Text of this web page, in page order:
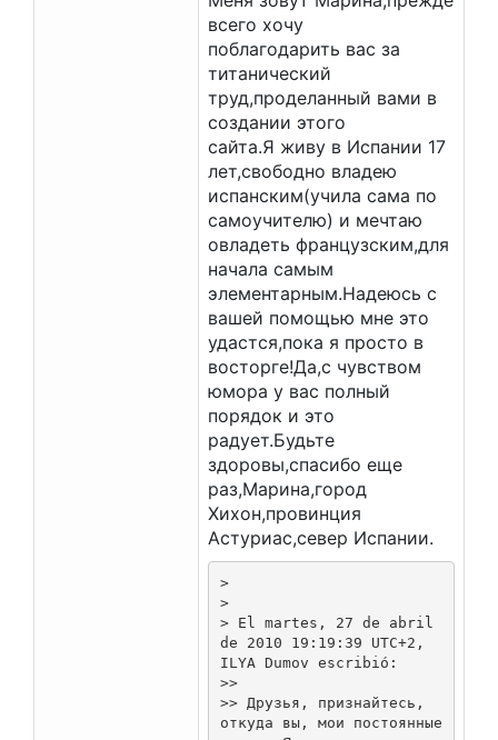
всего хочу
поблагодарить вас за
титанический
труд,проделанный вами в
создании этого
сайта.Я живу в Испании 17
лет,свободно владею
испанским(учила сама по
самоучителю) и мечтаю
овладеть французским,для
начала самым
элементарным.Надеюсь с
вашей помощью мне это
удастся,пока я просто в
восторге!Да,с чувством
юмора у вас полный
порядок и это
радует.Будьте
здоровы,спасибо еще
раз,Марина,город
Хихон,провинция
Астуриас,север Испании.
>
>
> El martes, 27 de abril
de 2010 19:19:39 UTC+2,
ILYA Dumov escribió:
>>
>> Друзья, признайтесь,
откуда вы, мои постоянные